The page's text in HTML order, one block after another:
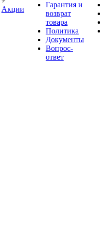
Акции
Гарантия и
возврат
товара
Политика
Документы
Вопрос-
ответ